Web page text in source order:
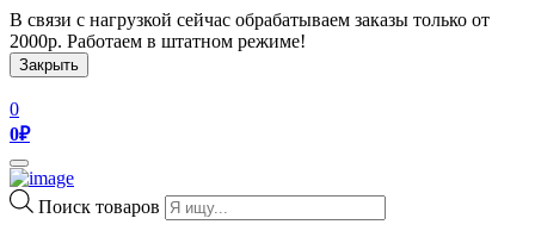
В связи с нагрузкой сейчас обрабатываем заказы только от
2000р. Работаем в штатном режиме!
Закрыть
0
0₽
Toggle
navigation
Поиск товаров